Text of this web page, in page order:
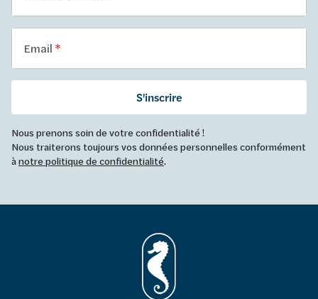
Email
S'inscrire
Nous prenons soin de votre confidentialité !
Nous traiterons toujours vos données personnelles conformément
ànotre politique de confidentialité.